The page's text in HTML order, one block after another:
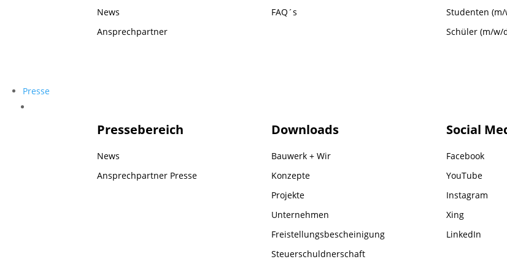
News
Ansprechpartner
FAQ´s
Studenten
Schüler (m/w/
Presse
Pressebereich Downloads Social
News
Ansprechpartner Presse
Bauwerk + Wir
Konzepte
Projekte
Unternehmen
Freistellungsbescheinigung
Steuerschuldnerschaft
Facebook
YouTube
Instagram
Xing
LinkedIn